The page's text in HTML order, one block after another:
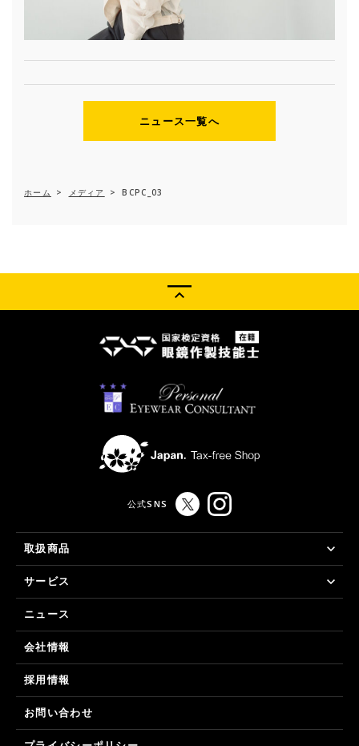
ニュース一覧へ
ホーム > メディア > BCPC_03
公式SNS
取扱商品
サービス
ニュース
会社情報
採用情報
お問い合わせ